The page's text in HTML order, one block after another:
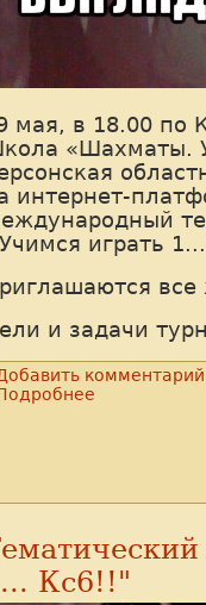
мая, в 18.00 по
«Шахматы.
интернет-
играть
и задачи
комментарий
Кс6!!"